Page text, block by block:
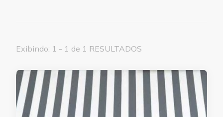
Exibindo: 1 - 1 de 1 RESULTADOS